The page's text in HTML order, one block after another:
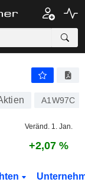
A1W97C
Veränd. 1. Jan.
+2,07 %